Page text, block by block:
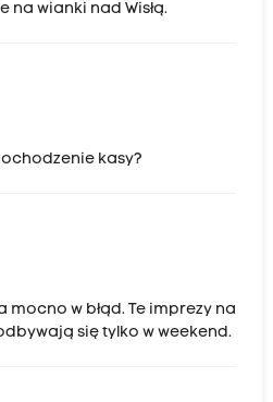
na wianki nad Wisłą.
kasy?
mocno w błąd. Te imprezy na
się tylko w weekend.